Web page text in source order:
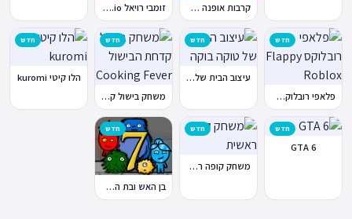
קרבות אופנה Fashion Battle זומבי רויאל ZombsRoyale.io
חדש
פלאפי רובלוקס Flappy Roblox
חדש
עיצוב הבית של טוקה בוקה
חדש
משחק בישול קדחת הבישול Cooking Fever
חדש
הלו קיטי kuromi
חדש
GTA 6
חדש
משחק קופה ראשית
חדש
בן האש ובת המים 7: וחברים